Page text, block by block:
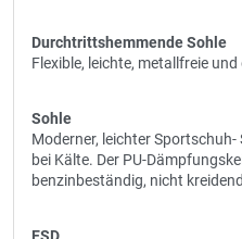
Durchtrittshemmende Sohle
Flexible, leichte, metallfreie
Sohle
Moderner, leichter
bei Kälte. Der PU-
benzinbeständig, nicht